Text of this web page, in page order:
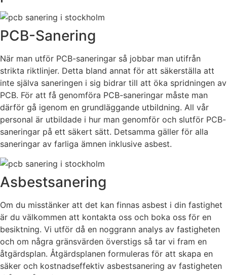
PCB-Sanering
När man utför PCB-saneringar så jobbar man utifrån
strikta riktlinjer. Detta bland annat för att säkerställa att
inte själva saneringen i sig bidrar till att öka spridningen av
PCB. För att få genomföra PCB-saneringar måste man
därför gå igenom en grundläggande utbildning. All vår
personal är utbildade i hur man genomför och slutför PCB-
saneringar på ett säkert sätt. Detsamma gäller för alla
saneringar av farliga ämnen inklusive asbest.
Asbestsanering
Om du misstänker att det kan finnas asbest i din fastighet
är du välkommen att kontakta oss och boka oss för en
besiktning. Vi utför då en noggrann analys av fastigheten
och om några gränsvärden överstigs så tar vi fram en
åtgärdsplan. Åtgärdsplanen formuleras för att skapa en
säker och kostnadseffektiv asbestsanering av fastigheten